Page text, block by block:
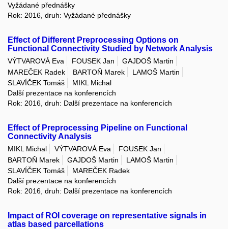
Vyžádané přednášky
Rok: 2016, druh: Vyžádané přednášky
Effect of Different Preprocessing Options on
Functional Connectivity Studied by Network Analysis
VÝTVAROVÁ Eva FOUSEK Jan
GAJDOŠ Martin
MAREČEK Radek
BARTOŇ Marek
LAMOŠ Martin
SLAVÍČEK Tomáš
MIKL Michal
Další prezentace na konferencích
Rok: 2016, druh: Další prezentace na konferencích
Effect of Preprocessing Pipeline on Functional
Connectivity Analysis
MIKL Michal VÝTVAROVÁ Eva
FOUSEK Jan
BARTOŇ Marek
GAJDOŠ Martin
LAMOŠ Martin
SLAVÍČEK Tomáš
MAREČEK Radek
Další prezentace na konferencích
Rok: 2016, druh: Další prezentace na konferencích
Impact of ROI coverage on representative signals in
atlas based parcellations